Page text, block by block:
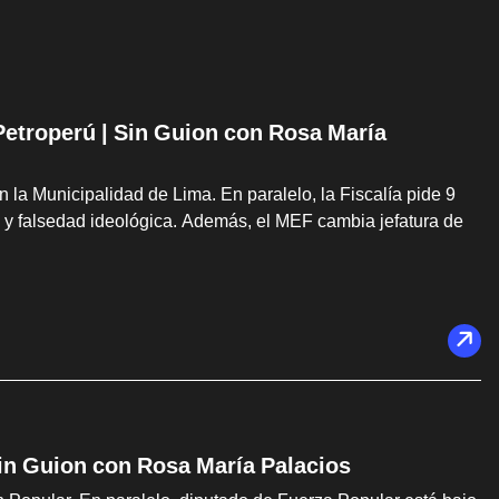
| Sin Guion con Rosa María
la Municipalidad de Lima. En paralelo, la Fiscalía pide 9
falsedad ideológica. Además, el MEF cambia jefatura de
Guion con Rosa María Palacios